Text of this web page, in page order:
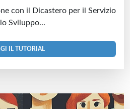
con il Dicastero per il Servizio
Sviluppo...
IL TUTORIAL